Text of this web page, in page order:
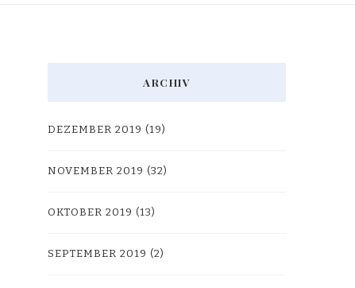
ARCHIV
DEZEMBER 2019 (19)
NOVEMBER 2019 (32)
OKTOBER 2019 (13)
SEPTEMBER 2019 (2)